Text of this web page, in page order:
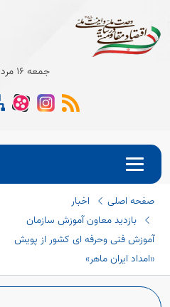
جمعه 16 مرداد 1405
صفحه اصلی
اخبار
بازدید معاون آموزش سازمان
آموزش فنی وحرفه ای کشور از پویش
«امداد ایران ماهر»